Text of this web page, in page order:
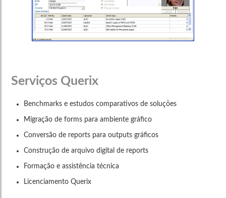
Serviços Querix
Benchmarks e estudos comparativos de soluções
Migração de forms para ambiente gráfico
Conversão de reports para outputs gráficos
Construção de arquivo digital de reports
Formação e assistência técnica
Licenciamento Querix